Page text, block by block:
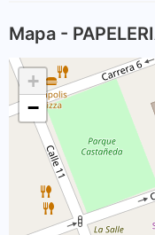
Mapa -
+
−